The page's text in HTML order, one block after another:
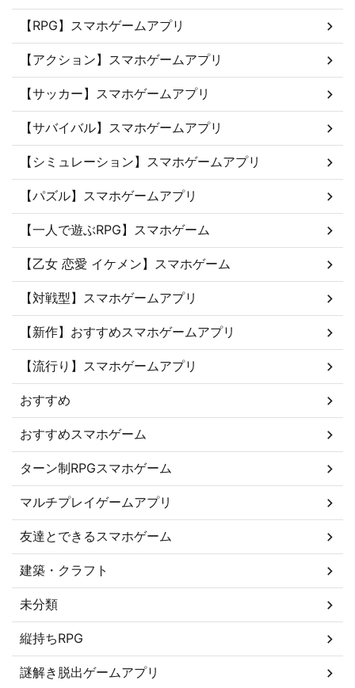
【RPG】スマホゲームアプリ
【アクション】スマホゲームアプリ
【サッカー】スマホゲームアプリ
【サバイバル】スマホゲームアプリ
【シミュレーション】スマホゲームアプリ
【パズル】スマホゲームアプリ
【一人で遊ぶRPG】スマホゲーム
【乙女 恋愛 イケメン】スマホゲーム
【対戦型】スマホゲームアプリ
【新作】おすすめスマホゲームアプリ
【流行り】スマホゲームアプリ
おすすめ
おすすめスマホゲーム
ターン制RPGスマホゲーム
マルチプレイゲームアプリ
友達とできるスマホゲーム
建築・クラフト
未分類
縦持ちRPG
謎解き脱出ゲームアプリ